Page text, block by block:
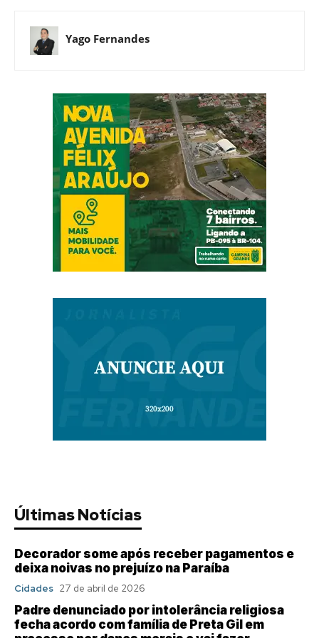
Yago Fernandes
Últimas Notícias
Decorador some após receber pagamentos e
deixa noivas no prejuízo na Paraíba
Cidades 27 de abril de 2026
Padre denunciado por intolerância religiosa
fecha acordo com família de Preta Gil em